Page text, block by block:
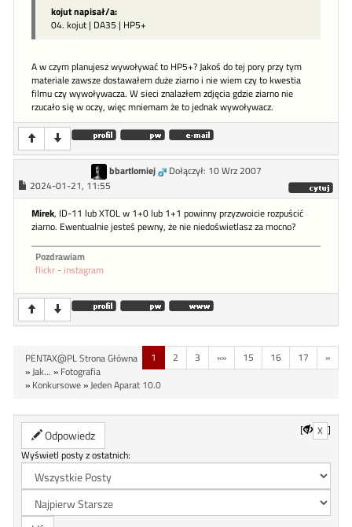
kojut napisał/a:
04. kojut | DA35 | HP5+
A w czym planujesz wywoływać to HP5+? Jakoś do tej pory przy tym
materiale zawsze dostawałem duże ziarno i nie wiem czy to kwestia
filmu czy wywoływacza. W sieci znalazłem zdjęcia gdzie ziarno nie
rzucało się w oczy, więc mniemam że to jednak wywoływacz.
bbartlomiej
Dołączył: 10 Wrz 2007
2024-01-21, 11:55
Mirek, ID-11 lub XTOL w 1+0 lub 1+1 powinny przyzwoicie rozpuścić
ziarno. Ewentualnie jesteś pewny, że nie niedoświetlasz za mocno?
Pozdrawiam
flickr - instagram
1 2 3 «» 15 16 17 »
PENTAX@PL Strona Główna
»Jak... » Fotografia
» Konkursowe»Jeden Aparat 10.0
Odpowiedz [ X ]
Wyświetl posty z ostatnich: